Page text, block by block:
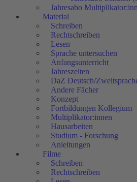
Jahresabo
Material
Schreiben
Rechtschreiben
Lesen
Sprache untersuchen
Anfangsunterricht
Jahreszeiten
DaZ Deutsch/
Andere Fächer
Konzept
Fortbildungen Kollegium
Multiplikator:innen
Hausarbeiten
Studium - Forschung
Anleitungen
Filme
Schreiben
Rechtschreiben